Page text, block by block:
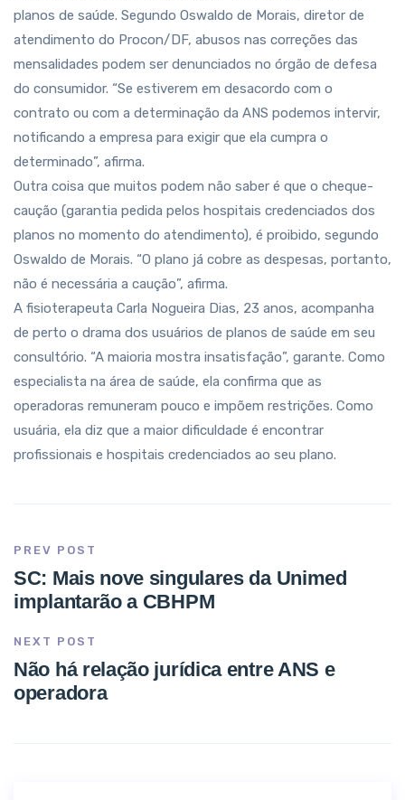
planos de saúde. Segundo Oswaldo de Morais, diretor de
atendimento do Procon/DF, abusos nas correções das
mensalidades podem ser denunciados no órgão de defesa
do consumidor. “Se estiverem em desacordo com o
contrato ou com a determinação da ANS podemos intervir,
notificando a empresa para exigir que ela cumpra o
determinado”, afirma.
Outra coisa que muitos podem não saber é que o cheque-
caução (garantia pedida pelos hospitais credenciados dos
planos no momento do atendimento), é proibido, segundo
Oswaldo de Morais. “O plano já cobre as despesas, portanto,
não é necessária a caução”, afirma.
A fisioterapeuta Carla Nogueira Dias, 23 anos, acompanha
de perto o drama dos usuários de planos de saúde em seu
consultório. “A maioria mostra insatisfação”, garante. Como
especialista na área de saúde, ela confirma que as
operadoras remuneram pouco e impõem restrições. Como
usuária, ela diz que a maior dificuldade é encontrar
profissionais e hospitais credenciados ao seu plano.
PREV POST
SC: Mais nove singulares da Unimed
implantarão a CBHPM
NEXT POST
Não há relação jurídica entre ANS e
operadora